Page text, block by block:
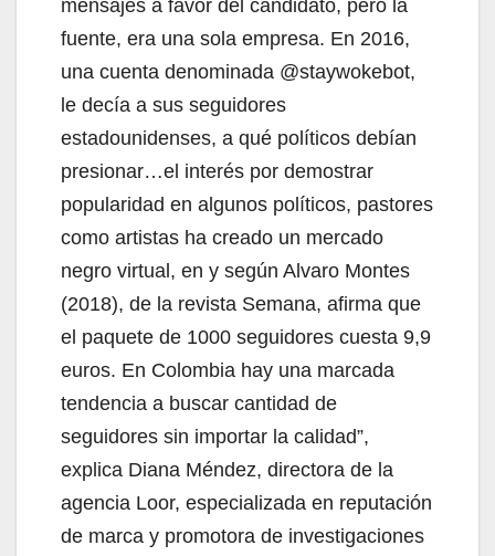
mensajes a favor del candidato, pero la
fuente, era una sola empresa. En 2016,
una cuenta denominada @staywokebot,
le decía a sus seguidores
estadounidenses, a qué políticos debían
presionar…el interés por demostrar
popularidad en algunos políticos, pastores
como artistas ha creado un mercado
negro virtual, en y según Alvaro Montes
(2018), de la revista Semana, afirma que
el paquete de 1000 seguidores cuesta 9,9
euros. En Colombia hay una marcada
tendencia a buscar cantidad de
seguidores sin importar la calidad”,
explica Diana Méndez, directora de la
agencia Loor, especializada en reputación
de marca y promotora de investigaciones